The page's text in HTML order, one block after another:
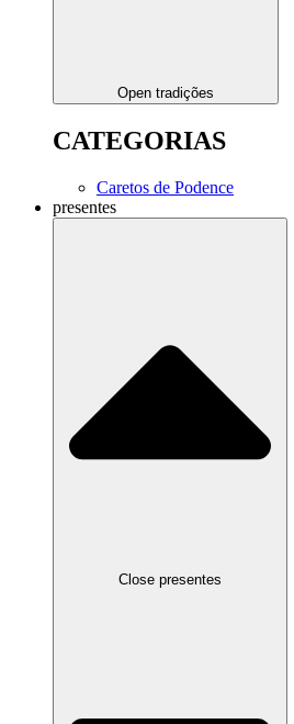
Open tradições
CATEGORIAS
Caretos de Podence
presentes
Close presentes